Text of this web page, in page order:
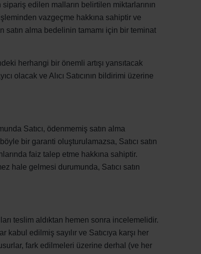
edilen malların belirtilen miktarlarının
vazgeçme hakkına sahiptir ve
satın alma bedelinin tamamı için bir teminat
herhangi bir önemli artışı yansıtacak
olacak ve Alıcı Satıcının bildirimi üzerine
Satıcı, ödenmemiş satın alma
bir garanti oluşturulamazsa, Satıcı satın
faiz talep etme hakkına sahiptir.
hale gelmesi durumunda, Satıcı satın
teslim aldıktan hemen sonra incelemelidir.
edilmiş sayılır ve Satıcıya karşı her
fark edilmeleri üzerine derhal (ve her